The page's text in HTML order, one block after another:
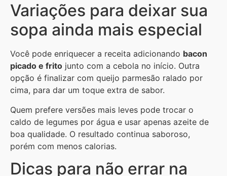
Variações para deixar sua
sopa ainda mais especial
Você pode enriquecer a receita adicionando bacon
picado e frito junto com a cebola no início. Outra
opção é finalizar com queijo parmesão ralado por
cima, para dar um toque extra de sabor.
Quem prefere versões mais leves pode trocar o
caldo de legumes por água e usar apenas azeite de
boa qualidade. O resultado continua saboroso,
porém com menos calorias.
Dicas para não errar na